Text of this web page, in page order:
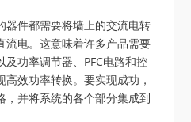
器件都需要将墙上的交流电转
流电。这意味着许多产品需要
功率调节器、PFC电路和控
效功率转换。要实现成功，
，并将系统的各个部分集成到